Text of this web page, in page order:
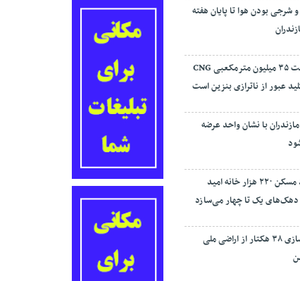
شرجی بودن هوا تا پایان هفته
ظرفیت ۳۵ میلیون مترمکعبی CNG
عبور از ناترازی بنزین است
با نشان واحد عرضه
بنیاد مسکن ۲۲۰ هزار خانه امید
دهک‌های یک تا چهار می‌سازد
آزادسازی ۳۸ هکتار از اراضی ملی